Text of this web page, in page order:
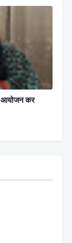
आयोजन कर